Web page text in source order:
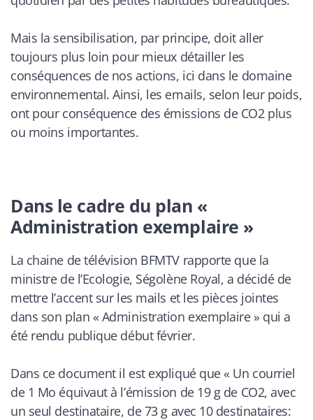
Mais la sensibilisation, par principe, doit aller
toujours plus loin pour mieux détailler les
conséquences de nos actions, ici dans le domaine
environnemental. Ainsi, les emails, selon leur poids,
ont pour conséquence des émissions de CO2 plus
ou moins importantes.
Dans le cadre du plan «
Administration exemplaire »
La chaine de télévision BFMTV rapporte que la
ministre de l’Ecologie, Ségolène Royal, a décidé de
mettre l’accent sur les mails et les pièces jointes
dans son plan « Administration exemplaire » qui a
été rendu publique début février.
Dans ce document il est expliqué que « Un courriel
de 1 Mo équivaut à l’émission de 19 g de CO2, avec
un seul destinataire, de 73 g avec 10 destinataires: